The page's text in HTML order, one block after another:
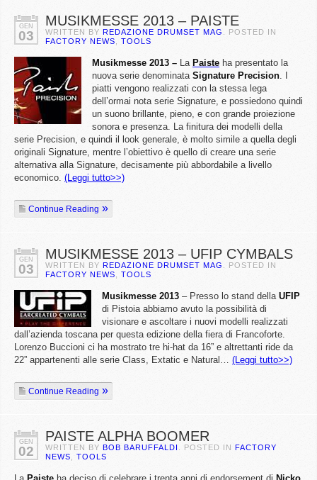
GEN
03
MUSIKMESSE 2013 – PAISTE
WRITTEN BY REDAZIONE DRUMSET MAG
. POSTED IN
FACTORY NEWS
TOOLS
Musikmesse 2013 – La Paiste ha presentato la
nuova serie denominata Signature Precision. I
piatti vengono realizzati con la stessa lega
dell’ormai nota serie Signature, e possiedono quindi
un suono brillante, pieno, e con grande proiezione
sonora e presenza. La finitura dei modelli della
serie Precision, e quindi il look generale, è molto simile a quella degli
originali Signature, mentre l’obiettivo è quello di creare una serie
alternativa alla Signature, decisamente più abbordabile a livello
economico. (Leggi tutto>>)
Continue Reading
GEN
03
MUSIKMESSE 2013 – UFIP CYMBALS
WRITTEN BY REDAZIONE DRUMSET MAG
. POSTED IN
FACTORY NEWS
TOOLS
Musikmesse 2013 – Presso lo stand della UFIP
di Pistoia abbiamo avuto la possibilità di
visionare e ascoltare i nuovi modelli realizzati
dall’azienda toscana per questa edizione della fiera di Francoforte.
Lorenzo Buccioni ci ha mostrato tre hi-hat da 16” e altrettanti ride da
22” appartenenti alle serie Class, Extatic e Natural… (Leggi tutto>>)
Continue Reading
GEN
02
PAISTE ALPHA BOOMER
WRITTEN BY BOB BARUFFALDI . POSTED IN FACTORY
NEWS
TOOLS